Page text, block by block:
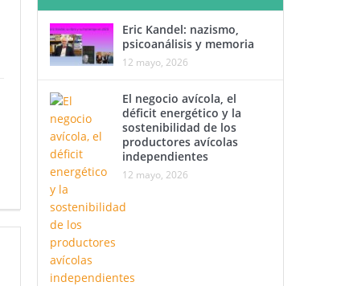
Eric Kandel: nazismo,
psicoanálisis y memoria
12 mayo, 2026
El negocio avícola, el
déficit energético y la
sostenibilidad de los
productores avícolas
independientes
12 mayo, 2026